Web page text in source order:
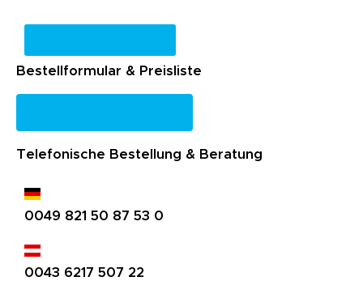
Bestellformular & Preisliste
Telefonische Bestellung & Beratung
0049 821 50 87 53 0
0043 6217 507 22